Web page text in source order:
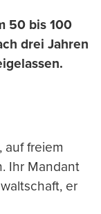
50 bis 100
drei Jahren
auf freiem
Ihr Mandant
er